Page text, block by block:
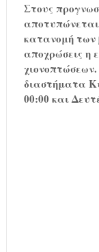
Στους
κατανομή των
αποχρώσεις η
διαστήματα
00:00 και